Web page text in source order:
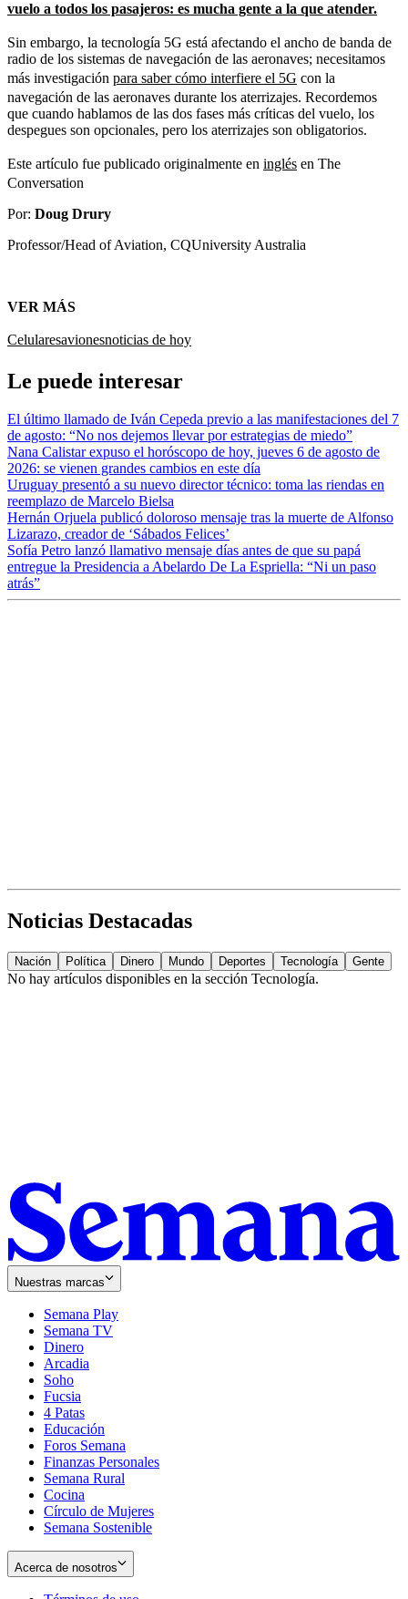
vuelo a todos los pasajeros: es mucha gente a la que atender.
Sin embargo, la tecnología 5G está afectando el ancho de banda de
radio de los sistemas de navegación de las aeronaves; necesitamos
más investigación para saber cómo interfiere el 5G con la
navegación de las aeronaves durante los aterrizajes. Recordemos
que cuando hablamos de las dos fases más críticas del vuelo, los
despegues son opcionales, pero los aterrizajes son obligatorios.
Este artículo fue publicado originalmente en inglés en The
Conversation
Por: Doug Drury
Professor/Head of Aviation, CQUniversity Australia
VER MÁS
Celularesavionesnoticias de hoy
Le puede interesar
El último llamado de Iván Cepeda previo a las manifestaciones del 7
de agosto: “No nos dejemos llevar por estrategias de miedo”
Nana Calistar expuso el horóscopo de hoy, jueves 6 de agosto de
2026: se vienen grandes cambios en este día
Uruguay presentó a su nuevo director técnico: toma las riendas en
reemplazo de Marcelo Bielsa
Hernán Orjuela publicó doloroso mensaje tras la muerte de Alfonso
Lizarazo, creador de ‘Sábados Felices’
Sofía Petro lanzó llamativo mensaje días antes de que su papá
entregue la Presidencia a Abelardo De La Espriella: “Ni un paso
atrás”
Noticias Destacadas
Nación Política Dinero Mundo Deportes Tecnología Gente
No hay artículos disponibles en la sección Tecnología.
Nuestras marcas
Semana Play
Semana TV
Dinero
Arcadia
Soho
in
new
window
Fucsia
in
new
window
4 Patas
Educación
Foros Semana
Finanzas Personales
Semana Rural
Cocina
Círculo de Mujeres
Semana Sostenible
Acerca de nosotros